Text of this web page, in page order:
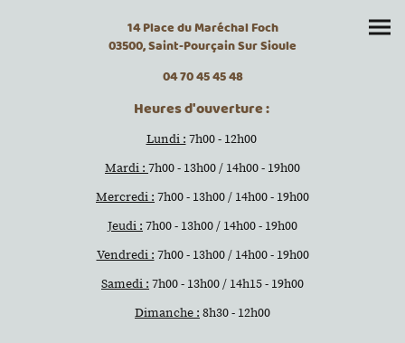
14 Place du Maréchal Foch
03500, Saint-Pourçain Sur Sioule
04 70 45 45 48
Heures d'ouverture :
Lundi : 7h00 - 12h00
Mardi : 7h00 - 13h00 / 14h00 - 19h00
Mercredi : 7h00 - 13h00 / 14h00 - 19h00
Jeudi : 7h00 - 13h00 / 14h00 - 19h00
Vendredi : 7h00 - 13h00 / 14h00 - 19h00
Samedi : 7h00 - 13h00 / 14h15 - 19h00
Dimanche : 8h30 - 12h00